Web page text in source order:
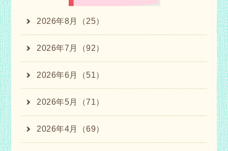
2026年8月（25）
2026年7月（92）
2026年6月（51）
2026年5月（71）
2026年4月（69）